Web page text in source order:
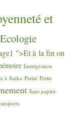
et
Ecologie
">Et à la fin on
Immigration
à Sarko Parité Petite
Sans papier-